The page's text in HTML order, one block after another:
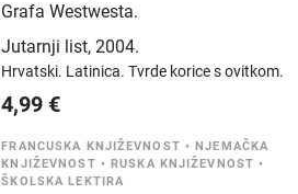
Grafa Westwesta.
Jutarnji list,2004.
Hrvatski. Latinica.Tvrde korice s ovitkom.
4,99 €
FRANCUSKA KNJIŽEVNOST •NJEMAČKA
KNJIŽEVNOST •RUSKA KNJIŽEVNOST •
ŠKOLSKA LEKTIRA